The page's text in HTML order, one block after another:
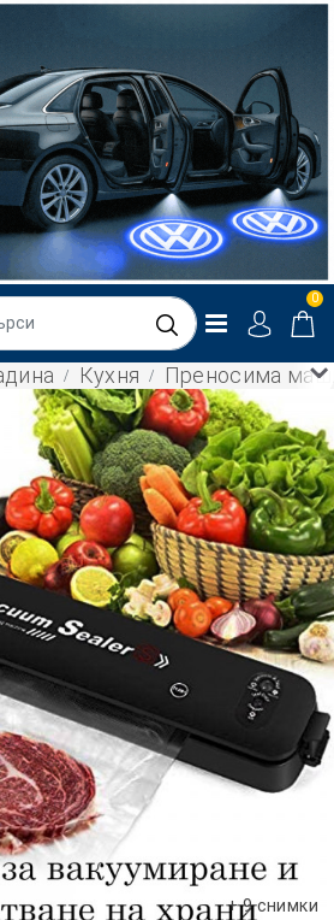
0
Кухня Преносима
+ 9 снимки